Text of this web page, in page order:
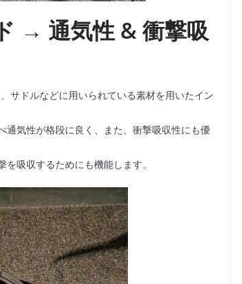
→ 通気性 & 衝撃吸
サドルなどに用いられている素材を用いたイン
通気性が格段に良く、また、衝撃吸収性にも優
吸収するためにも機能します。